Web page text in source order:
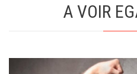
A VOIR